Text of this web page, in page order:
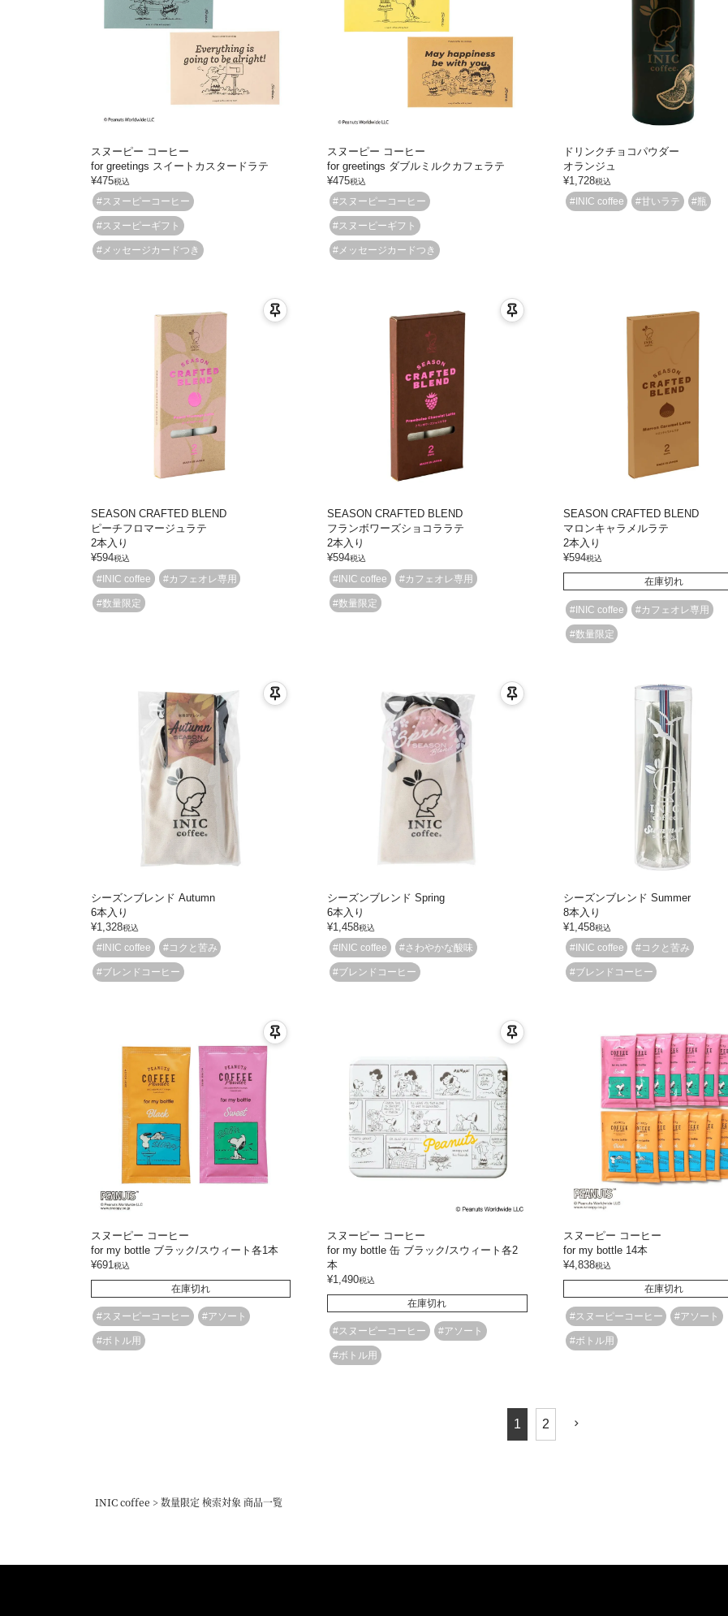
スヌーピー コーヒー
for greetings スイートカスタードラテ
¥475税込
#スヌーピーコーヒー
#スヌーピーギフト
#メッセージカードつき
スヌーピー コーヒー
for greetings ダブルミルクカフェラテ
¥475税込
#スヌーピーコーヒー
#スヌーピーギフト
#メッセージカードつき
ドリンクチョコパウダー
オランジュ
¥1,728税込
#INIC coffee #甘いラテ #瓶
SEASON CRAFTED BLEND
ピーチフロマージュラテ
2本入り
¥594税込
#INIC coffee #カフェオレ専用
#数量限定
SEASON CRAFTED BLEND
フランボワーズショコララテ
2本入り
¥594税込
#INIC coffee #カフェオレ専用
#数量限定
SEASON CRAFTED BLEND
マロンキャラメルラテ
2本入り
¥594税込
在庫切れ
#INIC coffee #カフェオレ専用
#数量限定
シーズンブレンド Autumn
6本入り
¥1,328税込
#INIC coffee #コクと苦み
#ブレンドコーヒー
シーズンブレンド Spring
6本入り
¥1,458税込
#INIC coffee #さわやかな酸味
#ブレンドコーヒー
シーズンブレンド Summer
8本入り
¥1,458税込
#INIC coffee #コクと苦み
#ブレンドコーヒー
スヌーピー コーヒー
for my bottle ブラック/スウィート各1本
¥691税込
在庫切れ
#スヌーピーコーヒー #アソート
#ボトル用
スヌーピー コーヒー
for my bottle 缶 ブラック/スウィート各2
本
¥1,490税込
在庫切れ
#スヌーピーコーヒー #アソート
#ボトル用
スヌーピー コーヒー
for my bottle 14本
¥4,838税込
在庫切れ
#スヌーピーコーヒー #アソート
#ボトル用
1 2
INIC coffee 数量限定 検索対象 商品一覧